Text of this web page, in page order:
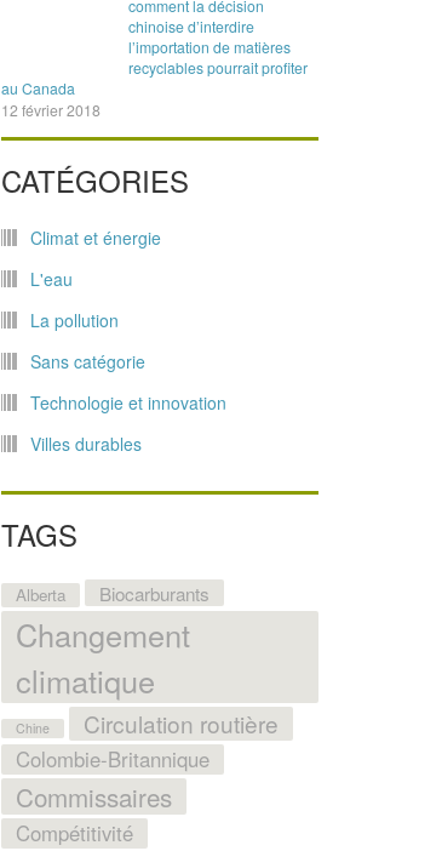
comment la décision
chinoise d’interdire
l’importation de matières
recyclables pourrait profiter
au Canada
12 février 2018
CATÉGORIES
Climat et énergie
L'eau
La pollution
Sans catégorie
Technologie et innovation
Villes durables
TAGS
Alberta Biocarburants
Changement
climatique
Chine Circulation routière
Colombie-Britannique
Commissaires
Compétitivité